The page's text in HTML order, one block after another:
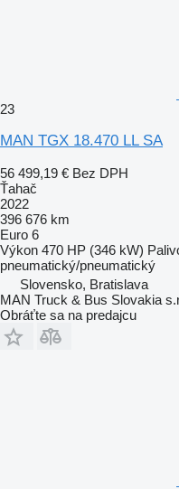
23
MAN TGX 18.470 LL SA
56 499,19 € Bez DPH
Ťahač
2022
396 676 km
Euro 6
Výkon 470 HP (346 kW)
pneumatický/pneumatický
Slovensko, Bratislava
MAN Truck & Bus Slovakia
Obráťte sa na predajcu